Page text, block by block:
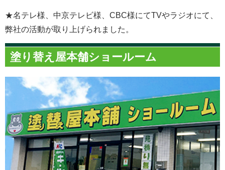
★名テレ様、中京テレビ様、CBC様にてTVやラジオにて、
弊社の活動が取り上げられました。
塗り替え屋本舗ショールーム